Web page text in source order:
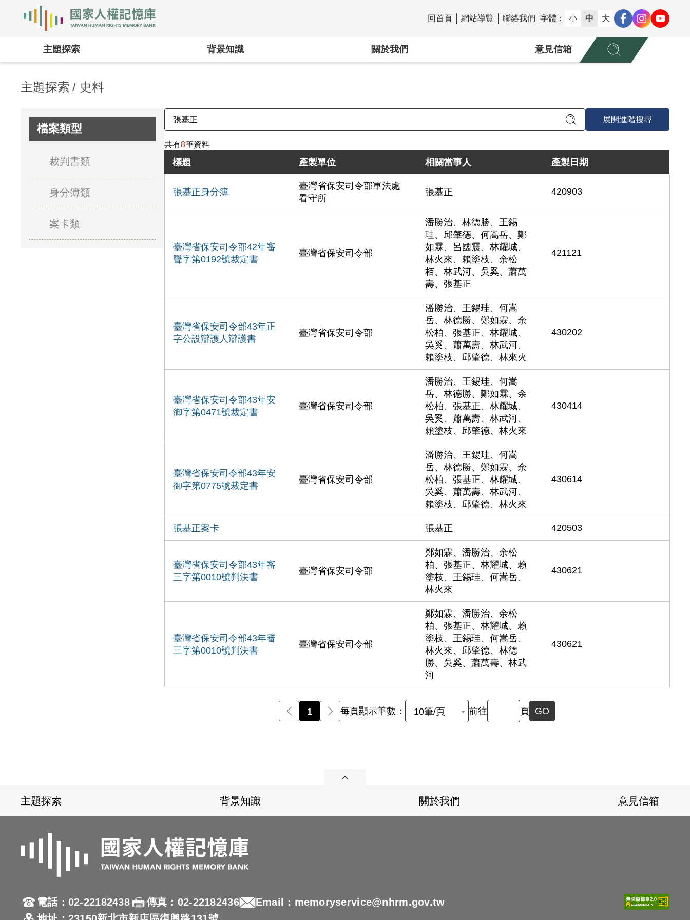
:::
回首頁 網站導覽 聯絡我們 字體： 小 中 大
主題探索 背景知識 關於我們 意見信箱
主題探索 史料
檔案類型
裁判書類
身分簿類
案卡類
展開進階搜尋
共有8筆資料
標題 產製單位 相關當事人 產製日期
張基正身分簿
臺灣省保安司令部軍法處
看守所
張基正 420903
臺灣省保安司令部42年審
聲字第0192號裁定書
臺灣省保安司令部
潘勝治、林德勝、王錫
珪、邱肇德、何嵩岳、鄭
如霖、呂國震、林耀城、
林火來、賴塗枝、余松
栢、林武河、吳奚、蕭萬
壽、張基正
421121
臺灣省保安司令部43年正
字公設辯護人辯護書
臺灣省保安司令部
潘勝治、王錫珪、何嵩
岳、林德勝、鄭如霖、余
松柏、張基正、林耀城、
吳奚、蕭萬壽、林武河、
賴塗枝、邱肇德、林來火
430202
臺灣省保安司令部43年安
御字第0471號裁定書
臺灣省保安司令部
潘勝治、王錫珪、何嵩
岳、林德勝、鄭如霖、余
松柏、張基正、林耀城、
吳奚、蕭萬壽、林武河、
賴塗枝、邱肇德、林火來
430414
臺灣省保安司令部43年安
御字第0775號裁定書
臺灣省保安司令部
潘勝治、王錫珪、何嵩
岳、林德勝、鄭如霖、余
松柏、張基正、林耀城、
吳奚、蕭萬壽、林武河、
賴塗枝、邱肇德、林火來
430614
張基正案卡 張基正 420503
臺灣省保安司令部43年審
三字第0010號判決書
臺灣省保安司令部
鄭如霖、潘勝治、余松
柏、張基正、林耀城、賴
塗枝、王錫珪、何嵩岳、
林火來
430621
臺灣省保安司令部43年審
三字第0010號判決書
臺灣省保安司令部
鄭如霖、潘勝治、余松
柏、張基正、林耀城、賴
塗枝、王錫珪、何嵩岳、
林火來、邱肇德、林德
勝、吳奚、蕭萬壽、林武
河
430621
前一頁
1 後一頁
每頁顯示筆數： 10筆/頁 前往 頁 GO
主題探索 背景知識 關於我們 意見信箱
電話：02-22182438 傳真：02-22182436
Email：memoryservice@nhrm.gov.tw